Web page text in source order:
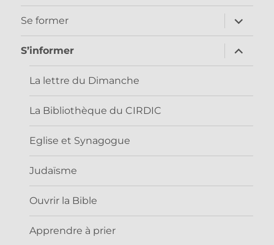
Se former
ouvrir
le
sous-
menu
S’informer
ouvrir
le
sous-
La lettre du Dimanche
La Bibliothèque du CIRDIC
Eglise et Synagogue
Judaïsme
Ouvrir la Bible
Apprendre à prier